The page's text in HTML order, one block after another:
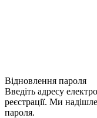
Відновлення пароля
Введіть адресу
реєстрації. Ми
пароля.